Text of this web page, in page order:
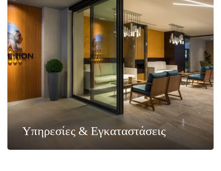
Υπηρεσίες & Εγκαταστάσεις